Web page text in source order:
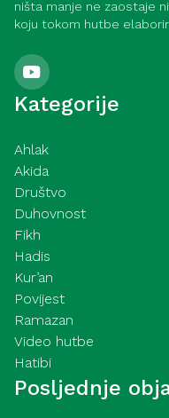
ništa manje ne zaostaje
koju tokom hutbe
Kategorije
Ahlak
Akida
Društvo
Duhovnost
Fikh
Hadis
Kur’an
Povijest
Ramazan
Video hutbe
Hatibi
Posljednje